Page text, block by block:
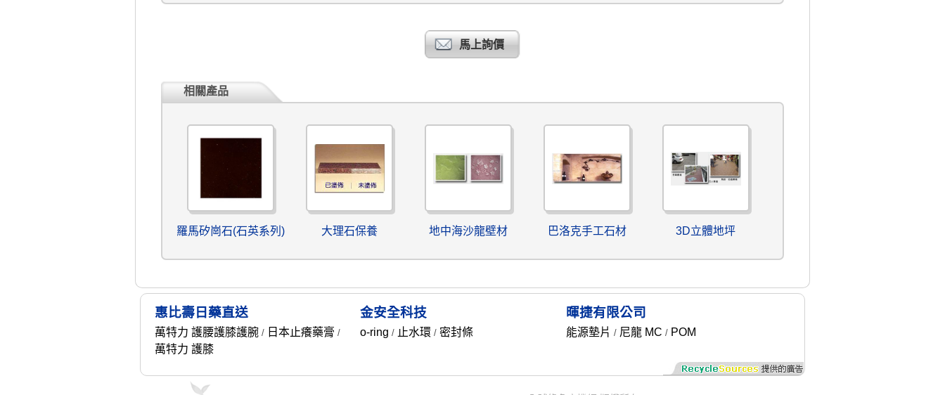
馬上詢價
相關產品
羅馬矽崗石(石英系列) 大理石保養 地中海沙龍壁材 巴洛克手工石材 3D立體地坪
惠比壽日藥直送
萬特力 護腰護膝護腕/ 日本止癢藥膏 /
萬特力 護膝
金安全科技
o-ring / 止水環 / 密封條
暉捷有限公司
能源墊片 / 尼龍 MC / POM